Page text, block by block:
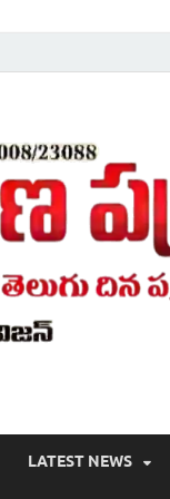
, తెలంగాణ లో తాజా
LATEST NEWS